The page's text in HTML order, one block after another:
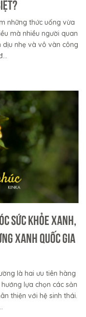
những thức uống vừa
mà nhiều người quan
nhẹ và vô vàn công
Sức Khỏe Xanh,
Xanh Quốc Gia
là hai ưu tiên hàng
lựa chọn các sản
thiện với hệ sinh thái.